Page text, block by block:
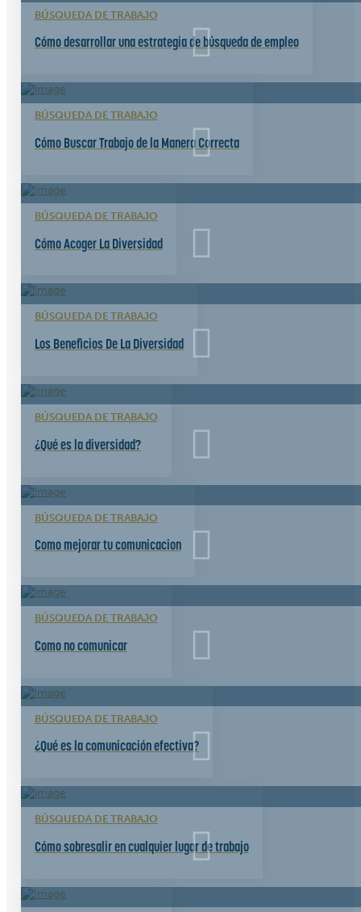
BÚSQUEDA DE TRABAJO
Cómo desarrollar una estrategia de búsqueda de empleo
BÚSQUEDA DE TRABAJO
Cómo Buscar Trabajo de la Manera Correcta
BÚSQUEDA DE TRABAJO
Cómo Acoger La Diversidad
BÚSQUEDA DE TRABAJO
Los Beneficios De La Diversidad
BÚSQUEDA DE TRABAJO
¿Qué es la diversidad?
BÚSQUEDA DE TRABAJO
Como mejorar tu comunicacion
BÚSQUEDA DE TRABAJO
Como no comunicar
BÚSQUEDA DE TRABAJO
¿Qué es la comunicación efectiva?
BÚSQUEDA DE TRABAJO
Cómo sobresalir en cualquier lugar de trabajo